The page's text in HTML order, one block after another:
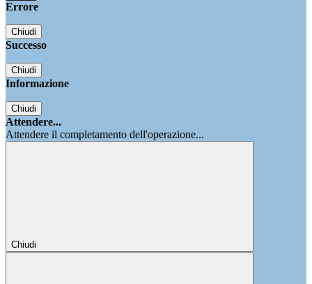
Errore
Chiudi
Successo
Chiudi
Informazione
Chiudi
Attendere...
Attendere il completamento dell'operazione...
Chiudi